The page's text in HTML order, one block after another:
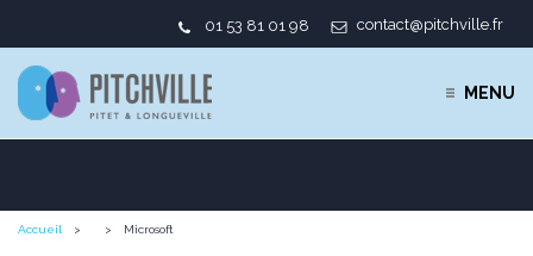
01 53 81 01 98 contact@pitchville.fr
MENU
Accueil Microsoft